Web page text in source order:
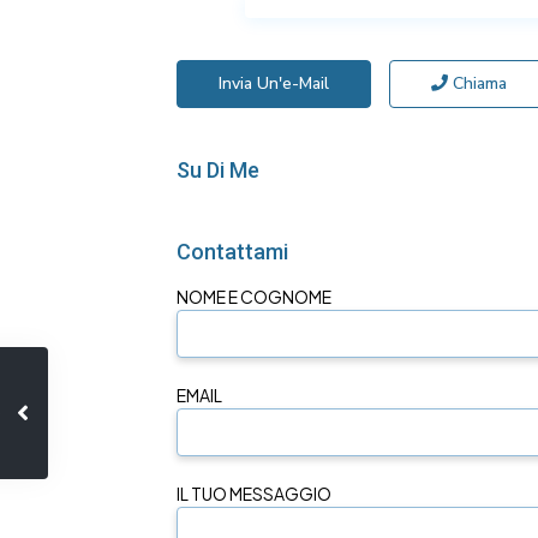
Invia Un'e-Mail Chiama
Su Di Me
Contattami
NOME E COGNOME
EMAIL
IL TUO MESSAGGIO